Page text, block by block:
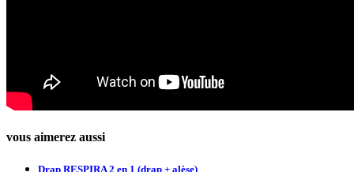
vous aimerez aussi
Drap RESPIRA 2 en 1 (drap + alèse)